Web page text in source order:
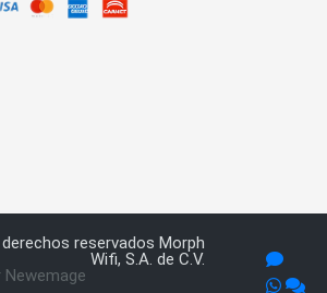
reservados Morph
Wifi, S.A. de C.V.